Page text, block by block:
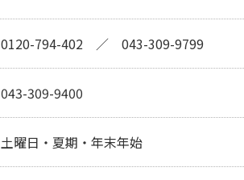
0120-794-402 ／ 043-309-9799
043-309-9400
土曜日・夏期・年末年始